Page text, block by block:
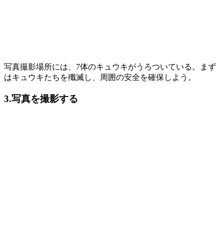
写真撮影場所には、7体のキュウキがうろついている。まず
はキュウキたちを殲滅し、周囲の安全を確保しよう。
3.写真を撮影する